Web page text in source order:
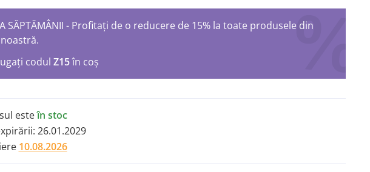
SĂPTĂMÂNII - Profitați de o reducere de 15% la toate produsele din
codul Z15în coș
esteîn stoc
26.01.2029
10.08.2026